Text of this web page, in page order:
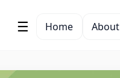
☰ Home About